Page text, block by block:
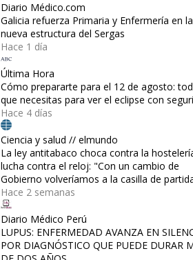
Diario Médico.com
Galicia refuerza Primaria y Enfermería en la
nueva estructura del Sergas
Hace 1 día
Última Hora
Cómo prepararte para el 12 de agosto:
que necesitas para ver el eclipse con
Hace 4 días
Ciencia y salud // elmundo
La ley antitabaco choca contra la
lucha contra el reloj: "Con un cambio de
Gobierno volveríamos a la casilla de
Hace 2 semanas
Diario Médico Perú
LUPUS: ENFERMEDAD AVANZA EN
POR DIAGNÓSTICO QUE PUEDE DURAR